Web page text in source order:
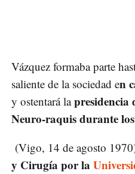
Vázquez formaba parte
saliente de la sociedad en
y ostentará lapresidencia
Neuro-raquis durante
(Vigo, 14 de agosto
y Cirugía por la